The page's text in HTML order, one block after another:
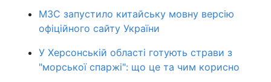
МЗС запустило китайську мовну версію
офіційного сайту України
У Херсонській області готують страви з
"морської спаржі": що це та чим корисно